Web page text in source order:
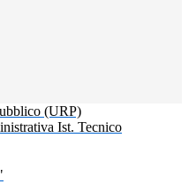
(URP)
Ist. Tecnico